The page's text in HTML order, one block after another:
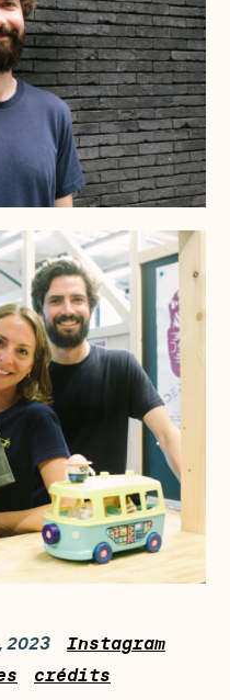
Instagram
crédits